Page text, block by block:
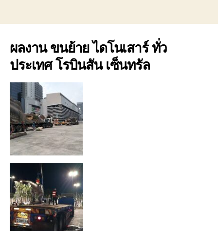
ผลงาน ขนย้าย ไดโนเสาร์ ทั่ว
ประเทศ โรบินสัน เซ็นทรัล